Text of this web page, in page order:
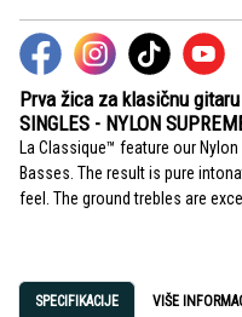
Prva žica za klasičnu gitaru
SINGLES - NYLON
La Classique™ feature our
Basses. The result is pure
feel. The ground trebles are
SPECIFIKACIJE VIŠE